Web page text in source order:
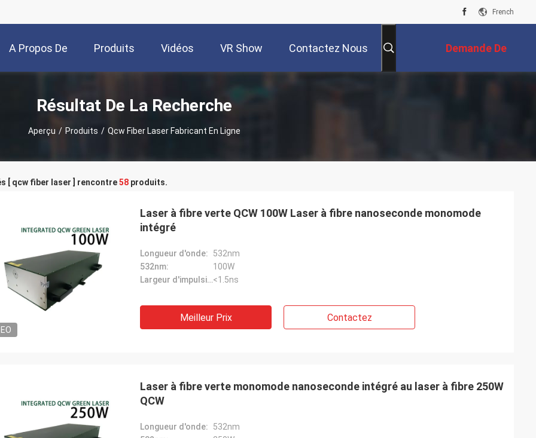
French
A Propos De
Nous
Produits Vidéos VR Show Contactez Nous Demande De
Soumission
Résultat De La Recherche
Aperçu / Produits / Qcw Fiber Laser Fabricant En Ligne
[ qcw fiber laser ] rencontre58 produits.
Laser à fibre verte QCW 100W Laser à fibre nanoseconde monomode
intégré
Longueur d'onde:
532nm
532nm:
100W
Largeur d'impulsion:<1.5ns
Meilleur Prix Contactez
Laser à fibre verte monomode nanoseconde intégré au laser à fibre 250W
QCW
Longueur d'onde:
532nm